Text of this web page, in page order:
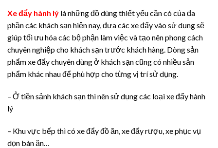
Xe đẩy hành lý là những đồ dùng thiết yếu cần có của đa
phần các khách sạn hiện nay, đưa các xe đẩy vào sử dụng sẽ
giúp tối ưu hóa các bộ phận làm việc và tạo nên phong cách
chuyên nghiệp cho khách sạn trước khách hàng. Dòng sản
phẩm xe đẩy chuyên dùng ở khách sạn cũng có nhiều sản
phẩm khác nhau để phù hợp cho từng vị trí sử dụng.
– Ở tiền sảnh khách sạn thì nên sử dụng các loại xe đẩy hành
lý
– Khu vực bếp thì có xe đẩy đồ ăn, xe đẩy rượu, xe phục vụ
dọn bàn ăn…